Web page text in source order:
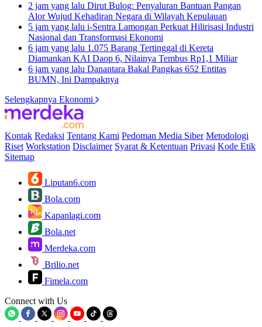
2 jam yang lalu Dirut Bulog: Penyaluran Bantuan Pangan
Alor Wujud Kehadiran Negara di Wilayah Kepulauan
5 jam yang lalu i-Sentra Lamongan Perkuat Hilirisasi Industri
Nasional dan Transformasi Ekonomi
6 jam yang lalu 1.075 Barang Tertinggal di Kereta
Diamankan KAI Daop 6, Nilainya Tembus Rp1,1 Miliar
6 jam yang lalu Danantara Bakal Pangkas 652 Entitas
BUMN, Ini Dampaknya
Selengkapnya Ekonomi
Kontak Redaksi Tentang Kami Pedoman Media Siber Metodologi
Riset Workstation Disclaimer Syarat & Ketentuan Privasi Kode Etik
Sitemap
Liputan6.com
Bola.com
Kapanlagi.com
Bola.net
Merdeka.com
Brilio.net
Fimela.com
Connect with Us